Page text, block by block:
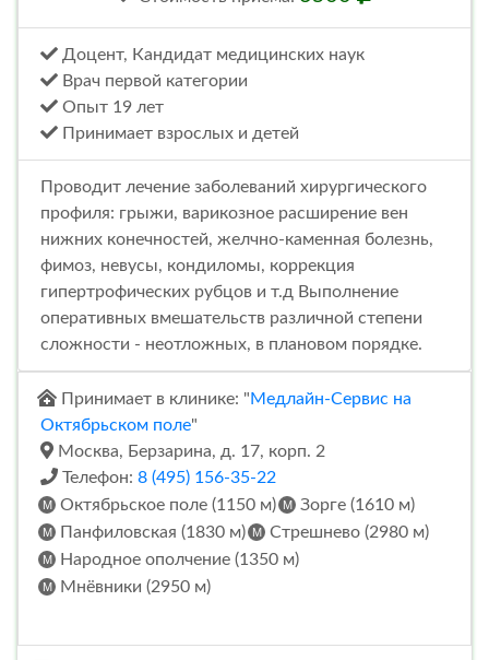
Доцент, Кандидат медицинских наук
Врач первой категории
Опыт 19 лет
Принимает взрослых и детей
Проводит лечение заболеваний хирургического
профиля: грыжи, варикозное расширение вен
нижних конечностей, желчно-каменная болезнь,
фимоз, невусы, кондиломы, коррекция
гипертрофических рубцов и т.д Выполнение
оперативных вмешательств различной степени
сложности - неотложных, в плановом порядке.
Принимает в клинике: "Медлайн-Сервис на
Октябрьском поле"
Москва, Берзарина, д. 17, корп. 2
Телефон: 8 (495) 156-35-22
Октябрьское поле (1150 м)
Зорге (1610 м)
Панфиловская (1830 м)
Стрешнево (2980 м)
Народное ополчение (1350 м)
Мнёвники (2950 м)